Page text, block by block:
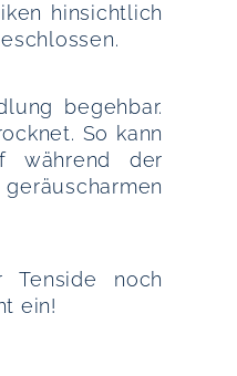
hinsichtlich
begehbar.
So kann
während der
Tenside noch
ein!